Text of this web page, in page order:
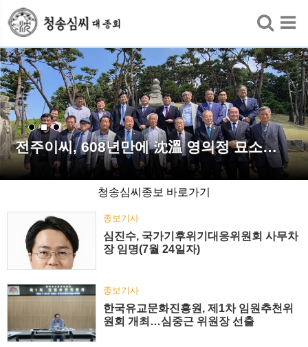
검색
전주이씨, 608년만에 沈溫 영의정 묘소…
청송심씨종보 바로가기
종보기사
심진수, 국가기후위기대응위원회 사무차
장 임명(7월 24일자)
종보기사
한국유교문화진흥원, 제1차 임원추천위
원회 개최…심중근 위원장 선출